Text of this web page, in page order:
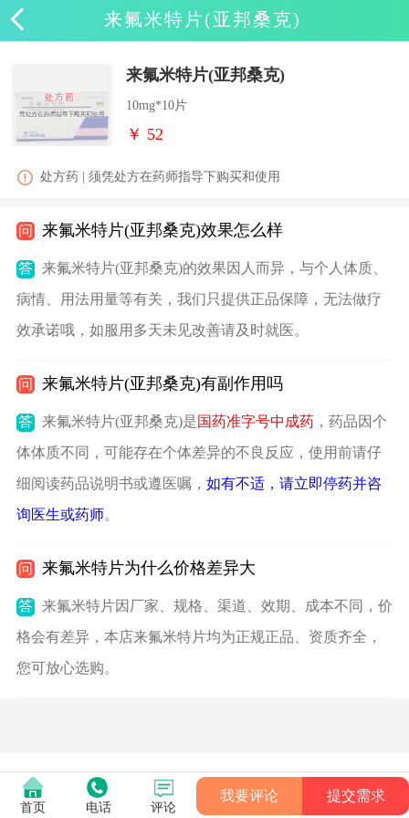
来氟米特片(亚邦桑克)
来氟米特片(亚邦桑克)
10mg*10片
￥ 52
处方药 | 须凭处方在药师指导下购买和使用
问 来氟米特片(亚邦桑克)效果怎么样
答 来氟米特片(亚邦桑克)的效果因人而异，与个人体质、
病情、用法用量等有关，我们只提供正品保障，无法做疗
效承诺哦，如服用多天未见改善请及时就医。
问 来氟米特片(亚邦桑克)有副作用吗
答 来氟米特片(亚邦桑克)是国药准字号中成药，药品因个
体体质不同，可能存在个体差异的不良反应，使用前请仔
细阅读药品说明书或遵医嘱， 如有不适，请立即停药并咨
询医生或药师。
问 来氟米特片为什么价格差异大
答 来氟米特片因厂家、规格、渠道、效期、成本不同，价
格会有差异，本店来氟米特片均为正规正品、资质齐全，
您可放心选购。
首页 电话 评论
我要评论 提交需求